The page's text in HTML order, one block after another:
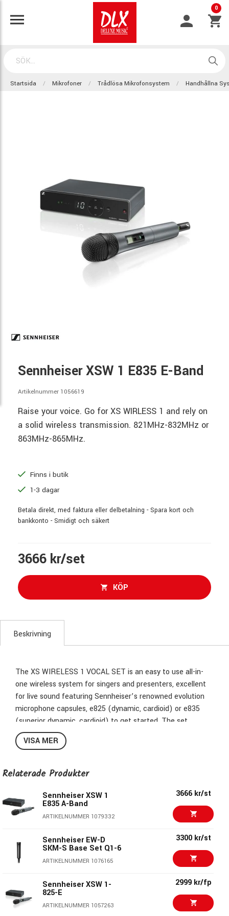
0
Startsida Mikrofoner Trådlösa Mikrofonsystem Handhållna
Sennheiser XSW 1 E835 E-Band
Artikelnummer 1056619
Raise your voice. Go for XS WIRLESS 1 and rely on
a solid wireless transmission. 821MHz-832MHz or
863MHz-865MHz.
Finns i butik
1-3 dagar
Betala direkt, med faktura eller delbetalning - Spara kort och
bankkonto - Smidigt och säkert
3666 kr/set
KÖP
Beskrivning
The XS WIRELESS 1 VOCAL SET is an easy to use all-in-
one wireless system for singers and presenters, excellent
for live sound featuring Sennheiser’s renowned evolution
microphone capsules, e825 (dynamic, cardioid) or e835
(superior dynamic, cardioid) to get started. The set
includes an intuitive stationary receiver for quick setup and
hassle-free handling, as well as a vocal microphone and
THD, total
harmonic
distortion
≤ 0.9%
Weight
approx. 340g
approx. 245g
Pick-up pattern cardioid
ratio
≥ 103 dBA
RF output
10 mW
VISA MER
Relaterade Produkter
Sennheiser XSW 1
E835 A-Band
ARTIKELNUMMER 1079332
3666 kr/st
Sennheiser EW-D
SKM-S Base Set Q1-6
ARTIKELNUMMER 1076165
3300 kr/st
Sennheiser XSW 1-
825-E
ARTIKELNUMMER 1057263
2999 kr/fp